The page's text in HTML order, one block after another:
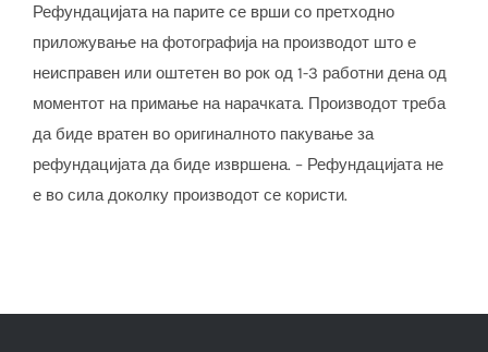
Рефундацијата на парите се врши со претходно
приложување на фотографија на производот што е
неисправен или оштетен во рок од 1-3 работни дена од
моментот на примање на нарачката. Производот треба
да биде вратен во оригиналното пакување за
рефундацијата да биде извршена. – Рефундацијата не
е во сила доколку производот се користи.